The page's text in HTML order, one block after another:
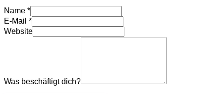
Name *
E-Mail *
Website
Was beschäftigt dich?